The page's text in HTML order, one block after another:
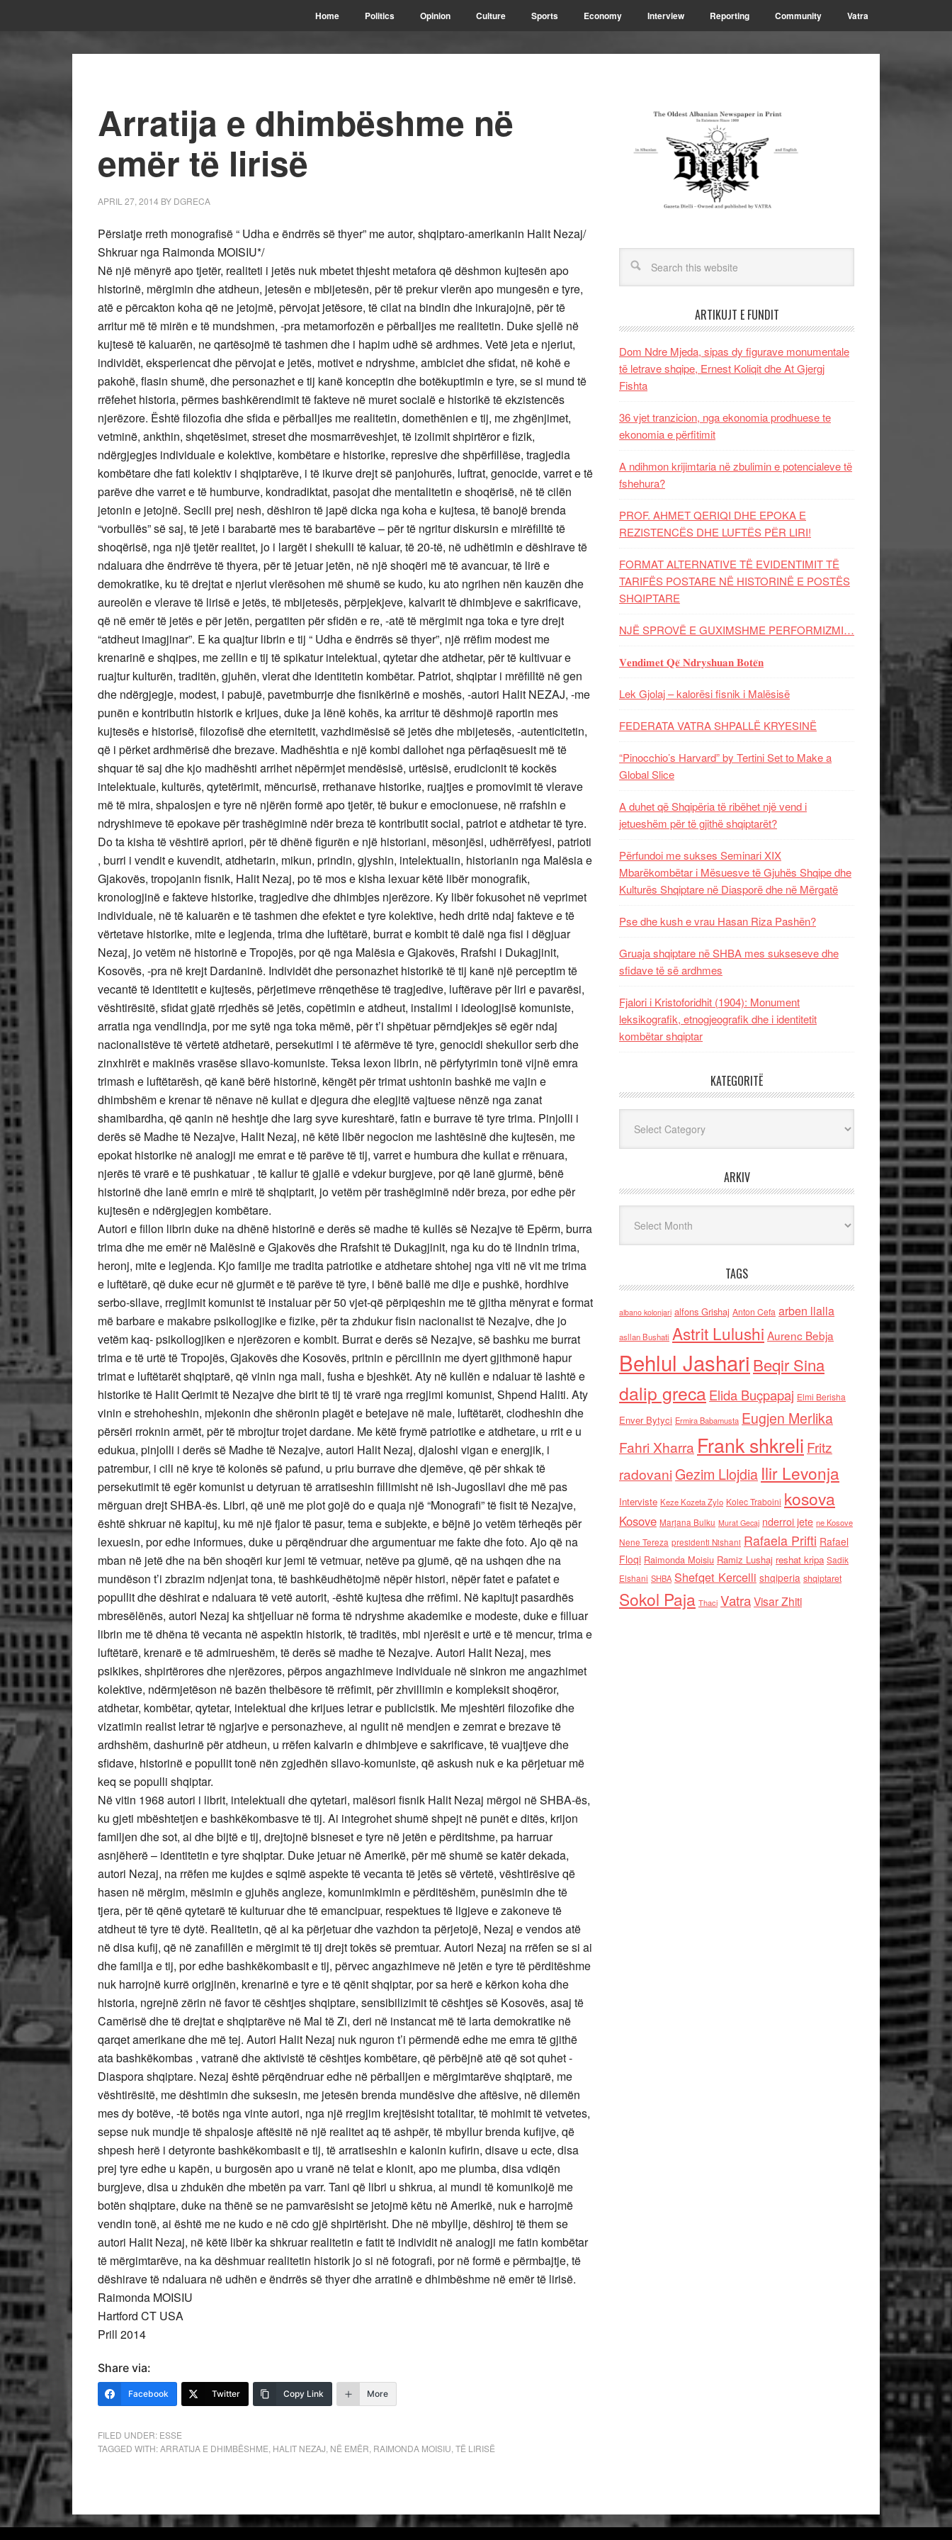
Home Politics Opinion Culture Sports Economy Interview Reporting Community Vatra
Arratija e dhimbëshme në
emër të lirisë
APRIL 27, 2014 BY DGRECA
Përsiatje rreth monografisë “ Udha e ëndrrës së thyer” me autor, shqiptaro-amerikanin Halit Nezaj/
Shkruar nga Raimonda MOISIU*/
Në një mënyrë apo tjetër, realiteti i jetës nuk mbetet thjesht metafora që dëshmon kujtesën apo
historinë, mërgimin dhe atdheun, jetesën e mbijetesën, për të prekur vlerën apo mungesën e tyre,
atë e përcakton koha që ne jetojmë, përvojat jetësore, të cilat na bindin dhe inkurajojnë, për të
arritur më të mirën e të mundshmen, -pra metamorfozën e përballjes me realitetin. Duke sjellë në
kujtesë të kaluarën, ne qartësojmë të tashmen dhe i hapim udhë së ardhmes. Vetë jeta e njeriut,
individët, eksperiencat dhe përvojat e jetës, motivet e ndryshme, ambiciet dhe sfidat, në kohë e
pakohë, flasin shumë, dhe personazhet e tij kanë konceptin dhe botëkuptimin e tyre, se si mund të
rrëfehet historia, përmes bashkërendimit të fakteve në muret socialë e historikë të ekzistencës
njerëzore. Është filozofia dhe sfida e përballjes me realitetin, domethënien e tij, me zhgënjimet,
vetminë, ankthin, shqetësimet, streset dhe mosmarrëveshjet, të izolimit shpirtëror e fizik,
ndërgjegjes individuale e kolektive, kombëtare e historike, represive dhe shpërfillëse, tragjedia
kombëtare dhe fati kolektiv i shqiptarëve, i të ikurve drejt së panjohurës, luftrat, genocide, varret e të
parëve dhe varret e të humburve, kondradiktat, pasojat dhe mentalitetin e shoqërisë, në të cilën
jetonin e jetojnë. Secili prej nesh, dëshiron të japë dicka nga koha e kujtesa, të banojë brenda
“vorbullës” së saj, të jetë i barabartë mes të barabartëve – për të ngritur diskursin e mirëfilltë të
shoqërisë, nga një tjetër realitet, jo i largët i shekulli të kaluar, të 20-të, në udhëtimin e dëshirave të
ndaluara dhe ëndrrëve të thyera, për të jetuar jetën, në një shoqëri më të avancuar, të lirë e
demokratike, ku të drejtat e njeriut vlerësohen më shumë se kudo, ku ato ngrihen nën kauzën dhe
aureolën e vlerave të lirisë e jetës, të mbijetesës, përpjekjeve, kalvarit të dhimbjeve e sakrificave,
që në emër të jetës e për jetën, pergatiten për sfidën e re, -atë të mërgimit nga toka e tyre drejt
“atdheut imagjinar”. E ka quajtur librin e tij “ Udha e ëndrrës së thyer”, një rrëfim modest me
krenarinë e shqipes, me zellin e tij të spikatur intelektual, qytetar dhe atdhetar, për të kultivuar e
ruajtur kulturën, traditën, gjuhën, vlerat dhe identitetin kombëtar. Patriot, shqiptar i mrëfilltë në gen
dhe ndërgjegje, modest, i pabujë, pavetmburrje dhe fisnikërinë e moshës, -autori Halit NEZAJ, -me
punën e kontributin historik e krijues, duke ja lënë kohës, ka arritur të dëshmojë raportin mes
kujtesës e historisë, filozofisë dhe eternitetit, vazhdimësisë së jetës dhe mbijetesës, -autenticitetin,
që i përket ardhmërisë dhe brezave. Madhështia e një kombi dallohet nga përfaqësuesit më të
shquar të saj dhe kjo madhështi arrihet nëpërmjet mendësisë, urtësisë, erudicionit të kockës
intelektuale, kulturës, qytetërimit, mëncurisë, rrethanave historike, ruajtjes e promovimit të vlerave
më të mira, shpalosjen e tyre në njërën formë apo tjetër, të bukur e emocionuese, në rrafshin e
ndryshimeve të epokave për trashëgiminë ndër breza të kontributit social, patriot e atdhetar të tyre.
Do ta kisha të vështirë apriori, për të dhënë figurën e një historiani, mësonjësi, udhërrëfyesi, patrioti
, burri i vendit e kuvendit, atdhetarin, mikun, prindin, gjyshin, intelektualin, historianin nga Malësia e
Gjakovës, tropojanin fisnik, Halit Nezaj, po të mos e kisha lexuar këtë libër monografik,
kronologjinë e fakteve historike, tragjedive dhe dhimbjes njerëzore. Ky libër fokusohet në veprimet
individuale, në të kaluarën e të tashmen dhe efektet e tyre kolektive, hedh dritë ndaj fakteve e të
vërtetave historike, mite e legjenda, trima dhe luftëtarë, burrat e kombit të dalë nga fisi i dëgjuar
Nezaj, jo vetëm në historinë e Tropojës, por që nga Malësia e Gjakovës, Rrafshi i Dukagjinit,
Kosovës, -pra në krejt Dardaninë. Individët dhe personazhet historikë të tij kanë një perceptim të
vecantë të identitetit e kujtesës, përjetimeve rrënqethëse të tragjedive, luftërave për liri e pavarësi,
vështirësitë, sfidat gjatë rrjedhës së jetës, copëtimin e atdheut, instalimi i ideologjisë komuniste,
arratia nga vendlindja, por me sytë nga toka mëmë, për t’i shpëtuar përndjekjes së egër ndaj
nacionalistëve të vërtetë atdhetarë, persekutimi i të afërmëve të tyre, genocidi shekullor serb dhe
zinxhirët e makinës vrasëse sllavo-komuniste. Teksa lexon librin, në përfytyrimin tonë vijnë emra
trimash e luftëtarësh, që kanë bërë historinë, këngët për trimat ushtonin bashkë me vajin e
dhimbshëm e krenar të nënave në kullat e djegura dhe elegjitë vajtuese nënzë nga zanat
shamibardha, që qanin në heshtje dhe larg syve kureshtarë, fatin e burrave të tyre trima. Pinjolli i
derës së Madhe të Nezajve, Halit Nezaj, në këtë libër negocion me lashtësinë dhe kujtesën, me
epokat historike në analogji me emrat e të parëve të tij, varret e humbura dhe kullat e rrënuara,
njerës të vrarë e të pushkatuar , të kallur të gjallë e vdekur burgjeve, por që lanë gjurmë, bënë
historinë dhe lanë emrin e mirë të shqiptarit, jo vetëm për trashëgiminë ndër breza, por edhe për
kujtesën e ndërgjegjen kombëtare.
Autori e fillon librin duke na dhënë historinë e derës së madhe të kullës së Nezajve të Epërm, burra
trima dhe me emër në Malësinë e Gjakovës dhe Rrafshit të Dukagjinit, nga ku do të lindnin trima,
heronj, mite e legjenda. Kjo familje me tradita patriotike e atdhetare shtohej nga viti në vit me trima
e luftëtarë, që duke ecur në gjurmët e të parëve të tyre, i bënë ballë me dije e pushkë, hordhive
serbo-sllave, rregjimit komunist të instaluar për 50 vjet-që përpiqeshin me të gjitha mënyrat e format
më barbare e makabre psikollogjike e fizike, për ta zhdukur fisin nacionalist të Nezajve, dhe jo
vetëm kaq- psikollogjiken e njerëzoren e kombit. Burrat e derës së Nezajve, së bashku me burrat
trima e të urtë të Tropojës, Gjakovës dhe Kosovës, pritnin e përcillnin me dyert gjithmonë hapur
trimat e luftëtarët shqiptarë, që vinin nga mali, fusha e bjeshkët. Aty në kullën e ndaluar të lashtë e
historike të Halit Qerimit të Nezajve dhe birit të tij të vrarë nga rregjimi komunist, Shpend Haliti. Aty
vinin e strehoheshin, mjekonin dhe shëronin plagët e betejave në male, luftëtarët, clodheshin dhe
përsëri rroknin armët, për të mbrojtur trojet dardane. Me këtë frymë patriotike e atdhetare, u rrit e u
edukua, pinjolli i derës së Madhe të Nezajve, autori Halit Nezaj, djaloshi vigan e energjik, i
patrembur, i cili në krye të kolonës së pafund, u priu burrave dhe djemëve, që për shkak të
persekutimit të egër komunist u detyruan të arratiseshin fillimisht në ish-Jugosllavi dhe më pas
mërguan drejt SHBA-ës. Libri, që unë me plot gojë do e quaja një “Monografi” të fisit të Nezajve,
është shkruar në kapituj, ku më një fjalor të pasur, tema e subjekte, e bëjnë jo vetëm tërheqës për
lexuesin, por edhe informues, duke u përqëndruar dhe argumentuar me fakte dhe foto. Ajo që na
mban në jetë dhe na bën shoqëri kur jemi të vetmuar, netëve pa gjumë, që na ushqen dhe na
mundëson t’i zbrazim ndjenjat tona, të bashkëudhëtojmë nëpër histori, nëpër fatet e pafatet e
popullit dhe dëshirat e ndaluara të vetë autorit, -është kujtesa dhe rrëfimi. Në kapitujt pasardhës
mbresëlënës, autori Nezaj ka shtjelluar në forma të ndryshme akademike e modeste, duke e filluar
librin me të dhëna të vecanta në aspektin historik, të traditës, mbi njerësit e urtë e të mencur, trima e
luftëtarë, krenarë e të admirueshëm, të derës së madhe të Nezajve. Autori Halit Nezaj, mes
psikikes, shpirtërores dhe njerëzores, përpos angazhimeve individuale në sinkron me angazhimet
kolektive, ndërmjetëson në bazën thelbësore të rrëfimit, për zhvillimin e kompleksit shoqëror,
atdhetar, kombëtar, qytetar, intelektual dhe krijues letrar e publicistik. Me mjeshtëri filozofike dhe
vizatimin realist letrar të ngjarjve e personazheve, ai ngulit në mendjen e zemrat e brezave të
ardhshëm, dashurinë për atdheun, u rrëfen kalvarin e dhimbjeve e sakrificave, të vuajtjeve dhe
sfidave, historinë e popullit tonë nën zgjedhën sllavo-komuniste, që askush nuk e ka përjetuar më
keq se populli shqiptar.
Në vitin 1968 autori i librit, intelektuali dhe qytetari, malësori fisnik Halit Nezaj mërgoi në SHBA-ës,
ku gjeti mbështetjen e bashkëkombasve të tij. Ai integrohet shumë shpejt në punët e ditës, krijon
familjen dhe sot, ai dhe bijtë e tij, drejtojnë bisneset e tyre në jetën e përditshme, pa harruar
asnjëherë – identitetin e tyre shqiptar. Duke jetuar në Amerikë, për më shumë se katër dekada,
autori Nezaj, na rrëfen me kujdes e sqimë aspekte të vecanta të jetës së vërtetë, vështirësive që
hasen në mërgim, mësimin e gjuhës angleze, komunimkimin e përditëshëm, punësimin dhe të
tjera, për të qënë qytetarë të kulturuar dhe të emancipuar, respektues të ligjeve e zakoneve të
atdheut të tyre të dytë. Realitetin, që ai ka përjetuar dhe vazhdon ta përjetojë, Nezaj e vendos atë
në disa kufij, që në zanafillën e mërgimit të tij drejt tokës së premtuar. Autori Nezaj na rrëfen se si ai
dhe familja e tij, por edhe bashkëkombasit e tij, përvec angazhimeve në jetën e tyre të përditëshme
nuk harrojnë kurrë origjinën, krenarinë e tyre e të qënit shqiptar, por sa herë e kërkon koha dhe
historia, ngrejnë zërin në favor të cështjes shqiptare, sensibilizimit të cështjes së Kosovës, asaj të
Camërisë dhe të drejtat e shqiptarëve në Mal të Zi, deri në instancat më të larta demokratike në
qarqet amerikane dhe më tej. Autori Halit Nezaj nuk nguron t’i përmendë edhe me emra të gjithë
ata bashkëkombas , vatranë dhe aktivistë të cështjes kombëtare, që përbëjnë atë që sot quhet -
Diaspora shqiptare. Nezaj është përqëndruar edhe në përballjen e mërgimtarëve shqiptarë, me
vështirësitë, me dështimin dhe suksesin, me jetesën brenda mundësive dhe aftësive, në dilemën
mes dy botëve, -të botës nga vinte autori, nga një rregjim krejtësisht totalitar, të mohimit të vetvetes,
sepse nuk mundje të shpalosje aftësitë në një realitet aq të ashpër, të mbyllur brenda kufijve, që
shpesh herë i detyronte bashkëkombasit e tij, të arratiseshin e kalonin kufirin, disave u ecte, disa
prej tyre edhe u kapën, u burgosën apo u vranë në telat e klonit, apo me plumba, disa vdiqën
burgjeve, disa u zhdukën dhe mbetën pa varr. Tani që libri u shkrua, ai mundi të komunikojë me
botën shqiptare, duke na thënë se ne pamvarësisht se jetojmë këtu në Amerikë, nuk e harrojmë
vendin tonë, ai është me ne kudo e në cdo gjë shpirtërisht. Dhe në mbyllje, dëshiroj të them se
autori Halit Nezaj, në këtë libër ka shkruar realitetin e fatit të individit në analogji me fatin kombëtar
të mërgimtarëve, na ka dëshmuar realitetin historik jo si në fotografi, por në formë e përmbajtje, të
dëshirave të ndaluara në udhën e ëndrrës së thyer dhe arratinë e dhimbëshme në emër të lirisë.
Raimonda MOISIU
Hartford CT USA
Prill 2014
Share via:
Facebook Twitter Copy Link More
FILED UNDER: ESSE
TAGGED WITH:ARRATIJA E DHIMBËSHME HALIT NEZAJ NË EMËR RAIMONDA MOISIU TË LIRISË
ARTIKUJT E FUNDIT
Dom Ndre Mjeda, sipas dy figurave monumentale
të letrave shqipe, Ernest Koliqit dhe At Gjergj
Fishta
36 vjet tranzicion, nga ekonomia prodhuese te
ekonomia e përfitimit
A ndihmon krijimtaria në zbulimin e potencialeve të
fshehura?
PROF. AHMET QERIQI DHE EPOKA E
REZISTENCЁS DHE LUFTЁS PЁR LIRI!
FORMAT ALTERNATIVE TË EVIDENTIMIT TË
TARIFËS POSTARE NË HISTORINË E POSTËS
SHQIPTARE
NJË SPROVË E GUXIMSHME PERFORMIZMI…
𝐕𝐞𝐧𝐝𝐢𝐦𝐞𝐭 𝐐𝐞̈ 𝐍𝐝𝐫𝐲𝐬𝐡𝐮𝐚𝐧 𝐁𝐨𝐭𝐞̈𝐧
Lek Gjolaj – kalorësi fisnik i Malësisë
FEDERATA VATRA SHPALLË KRYESINË
“Pinocchio’s Harvard” by Tertini Set to Make a
Global Slice
A duhet që Shqipëria të ribëhet një vend i
jetueshëm për të gjithë shqiptarët?
Përfundoi me sukses Seminari XIX
Mbarëkombëtar i Mësuesve të Gjuhës Shqipe dhe
Kulturës Shqiptare në Diasporë dhe në Mërgatë
Pse dhe kush e vrau Hasan Riza Pashën?
Gruaja shqiptare në SHBA mes sukseseve dhe
sfidave të së ardhmes
Fjalori i Kristoforidhit (1904): Monument
leksikografik, etnogjeografik dhe i identitetit
kombëtar shqiptar
KATEGORITË
ARKIV
TAGS
albano kolonjari alfons Grishaj Anton Cefa arben llalla
asllan Bushati Astrit Lulushi Aurenc Bebja
Behlul Jashari Beqir Sina
dalip grecaElida Buçpapaj Elmi Berisha
Enver Bytyci Ermira Babamusta Eugjen Merlika
Fahri Xharra Frank shkreli Fritz
radovaniGezim Llojdia Ilir Levonja
Interviste Keze Kozeta Zylo Kolec Traboini kosova
Kosove Marjana Bulku Murat Gecaj nderroi jete ne Kosove
Nene Tereza presidenti Nishani Rafaela Prifti Rafael
Floqi Raimonda Moisiu Ramiz Lushaj reshat kripa Sadik
Elshani SHBA Shefqet Kercelli shqiperia shqiptaret
Sokol Paja Thaci VatraVisar Zhiti